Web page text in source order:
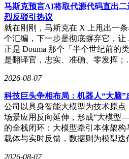
马斯克预言AI将取代源代码直出
烈反驳引热议
就在刚刚，马斯克在 X 上甩出一
个汇编，下一步是彻底摒弃它，
正是 Douma 那个「半个世纪前的
是翻译官，忠实、准确、零发挥
2026-08-07
科技巨头争相布局：机器人“大脑
公司以具身智能大模型为技术原
场景应用反向延伸，形成“大模型
的全栈闭环：大模型牵引本体架
载体与实时反馈，数据则为模型
2026-08-07